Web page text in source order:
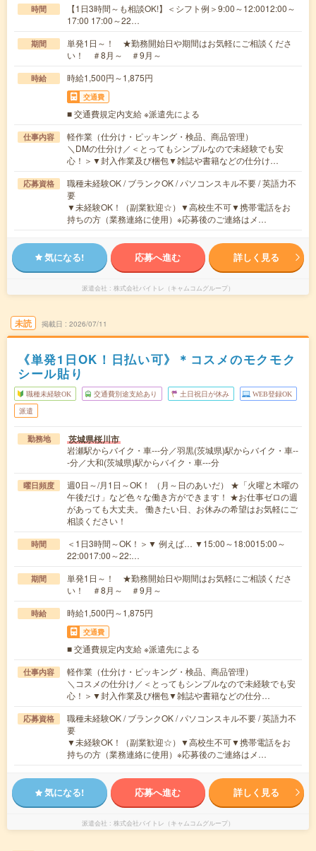
時間
【1日3時間～も相談OK!】＜シフト例＞9:00～12:0012:00～
17:00 17:00～22…
期間
単発1日～！ ★勤務開始日や期間はお気軽にご相談くださ
い！ ＃8月～ ＃9月～
時給 時給1,500円～1,875円
交通費
■ 交通費規定内支給 ※派遣先による
仕事内容
軽作業（仕分け・ピッキング・検品、商品管理）
＼DMの仕分け／＜とってもシンプルなので未経験でも安
心！＞▼封入作業及び梱包▼雑誌や書籍などの仕分け…
応募資格
職種未経験OK / ブランクOK / パソコンスキル不要 / 英語力不
要
▼未経験OK！（副業歓迎☆）▼高校生不可▼携帯電話をお
持ちの方（業務連絡に使用）※応募後のご連絡はメ…
気になる! 応募へ進む 詳しく見る
派遣会社 株式会社バイトレ（キャムコムグループ）
未読 掲載日 2026/07/11
《単発1日OK！日払い可》＊コスメのモクモク
シール貼り
職種未経験OK 交通費別途支給あり 土日祝日が休み WEB登録OK
派遣
勤務地 茨城県桜川市
岩瀬駅からバイク・車---分／羽黒(茨城県)駅からバイク・車--
-分／大和(茨城県)駅からバイク・車---分
曜日頻度
週0日～/月1日～OK！ （月～日のあいだ） ★「火曜と木曜の
午後だけ」など色々な働き方ができます！ ★お仕事ゼロの週
があっても大丈夫。 働きたい日、お休みの希望はお気軽にご
相談ください！
時間
＜1日3時間～OK！＞▼ 例えば… ▼15:00～18:0015:00～
22:0017:00～22:…
期間
単発1日～！ ★勤務開始日や期間はお気軽にご相談くださ
い！ ＃8月～ ＃9月～
時給 時給1,500円～1,875円
交通費
■ 交通費規定内支給 ※派遣先による
仕事内容
軽作業（仕分け・ピッキング・検品、商品管理）
＼コスメの仕分け／＜とってもシンプルなので未経験でも安
心！＞▼封入作業及び梱包▼雑誌や書籍などの仕分…
応募資格
職種未経験OK / ブランクOK / パソコンスキル不要 / 英語力不
要
▼未経験OK！（副業歓迎☆）▼高校生不可▼携帯電話をお
持ちの方（業務連絡に使用）※応募後のご連絡はメ…
気になる! 応募へ進む 詳しく見る
派遣会社 株式会社バイトレ（キャムコムグループ）